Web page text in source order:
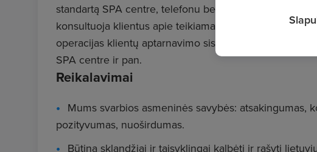
standartą SPA centre, telefonu bei elektroniniu paštu.
konsultuoja klientus apie teikiamas paslaugas bei
operacijas klientų aptarnavimo sistemoje ir kasoje,
SPA centre ir pan.
Reikalavimai
Mums svarbios asmeninės savybės: atsakingumas,
pozityvumas, nuoširdumas.
Būtina sklandžiai ir taisyklingai kalbėti ir rašyti